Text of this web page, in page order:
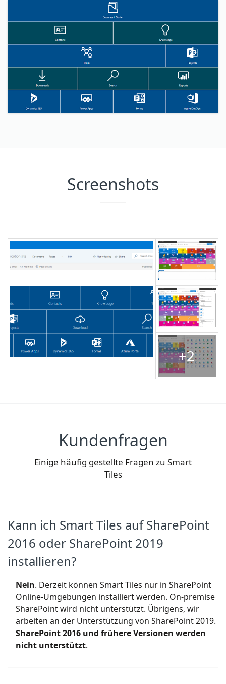
Screenshots
+2
Kundenfragen
Einige häufig gestellte Fragen zu Smart
Tiles
Kann ich Smart Tiles auf SharePoint
2016 oder SharePoint 2019
installieren?
Nein. Derzeit können Smart Tiles nur in SharePoint
Online-Umgebungen installiert werden. On-premise
SharePoint wird nicht unterstützt. Übrigens, wir
arbeiten an der Unterstützung von SharePoint 2019.
SharePoint 2016 und frühere Versionen werden
nicht unterstützt.